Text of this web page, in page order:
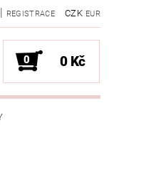
CZK EUR
| REGISTRACE
0 0 Kč